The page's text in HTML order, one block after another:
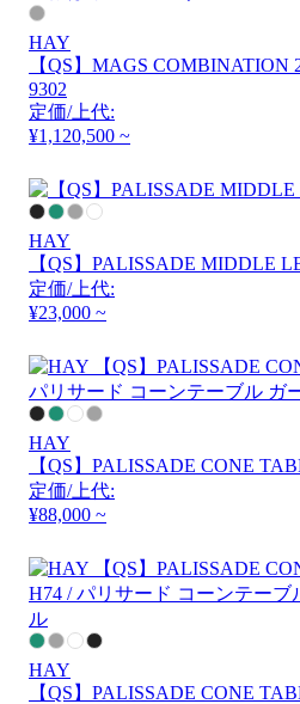
HAY
【QS】MAGS COMBINATION
9302
定価/上代:
¥1,120,500 ~
HAY
【QS】PALISSADE MIDDLE
定価/上代:
¥23,000 ~
HAY
【QS】PALISSADE CONE
定価/上代:
¥88,000 ~
HAY
【QS】PALISSADE CONE